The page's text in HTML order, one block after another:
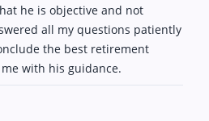
he is objective and not
all my questions patiently
the best retirement
with his guidance.